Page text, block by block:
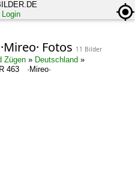
Login
Fotos 11 Bilder
Zügen » Deutschland »
463 ·Mireo·